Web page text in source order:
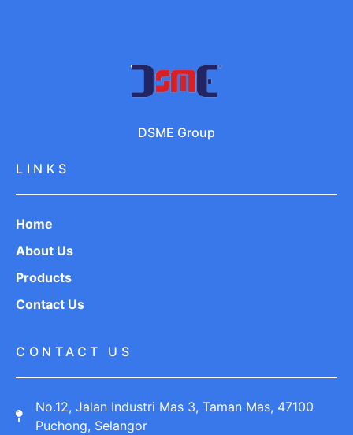
DSME Group
LINKS
Home
About Us
Products
Contact Us
CONTACT US
No.12, Jalan Industri Mas 3, Taman Mas, 47100
Puchong, Selangor